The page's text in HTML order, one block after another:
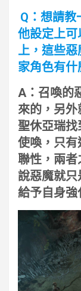
Q：想請
他設定上
上，這些
家角色有什
A：召喚的
來的，另
聖休亞瑞
使喚，只有
聯性，兩
說惡魔就
給予自身強